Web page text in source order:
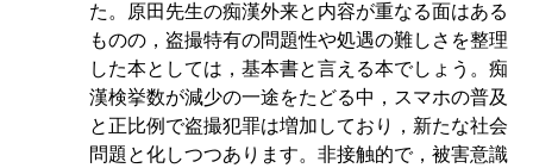
た。原田先生の痴漢外来と内容が重なる面はある
ものの，盗撮特有の問題性や処遇の難しさを整理
した本としては，基本書と言える本でしょう。痴
漢検挙数が減少の一途をたどる中，スマホの普及
と正比例で盗撮犯罪は増加しており，新たな社会
問題と化しつつあります。非接触的で，被害意識